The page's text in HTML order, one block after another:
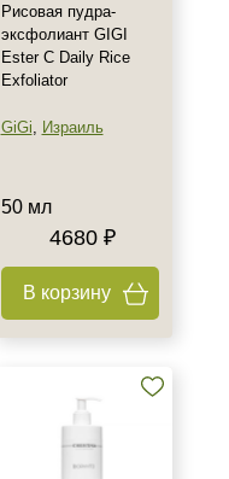
Рисовая пудра-
эксфолиант GIGI
Ester C Daily Rice
Exfoliator
GiGi, Израиль
50 мл
4680 ₽
В корзину